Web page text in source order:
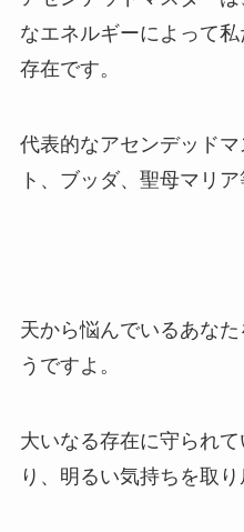
なエネルギーによって
存在です。
代表的なアセンデッド
ト、ブッダ、聖母マリ
天から悩んでいるあな
うですよ。
大いなる存在に守られ
り、明るい気持ちを取り